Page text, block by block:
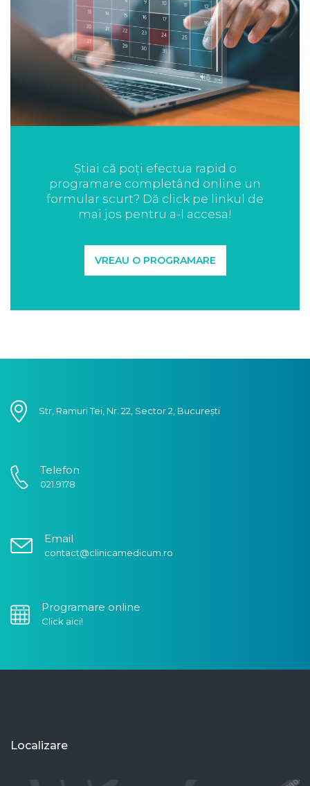
Știai că poți efectua rapid o
programare completând online un
formular scurt? Dă click pe linkul de
mai jos pentru a-l accesa!
VREAU O PROGRAMARE
Str, Ramuri Tei, Nr. 22, Sector 2, București
Telefon
021.9178
Email
contact@clinicamedicum.ro
Programare online
Click aici!
Localizare